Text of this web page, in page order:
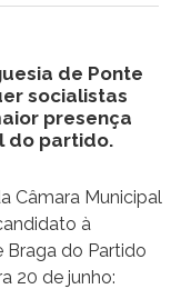
de Ponte
socialistas
presença
do partido.
Câmara Municipal
à
Braga do Partido
20 de junho: